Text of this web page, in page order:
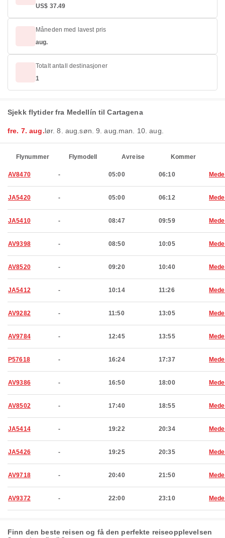
US$ 37.49
Måneden med lavest pris
aug.
Totalt antall destinasjoner
1
Sjekk flytider fra Medellín til Cartagena
fre. 7. aug.lør. 8. aug.søn. 9. aug. man. 10. aug.
Flynummer Flymodell Avreise Kommer
AV8470 - 05:00 06:10
JA5420 - 05:00 06:12
JA5410 - 08:47 09:59
AV9398 - 08:50 10:05
AV8520 - 09:20 10:40
JA5412 - 10:14 11:26
AV9282 - 11:50 13:05
AV9784 - 12:45 13:55
P57618 - 16:24 17:37
AV9386 - 16:50 18:00
AV8502 - 17:40 18:55
JA5414 - 19:22 20:34
JA5426 - 19:25 20:35
AV9718 - 20:40 21:50
AV9372 - 22:00 23:10
Finn den beste reisen og få den perfekte reiseopplevelsen